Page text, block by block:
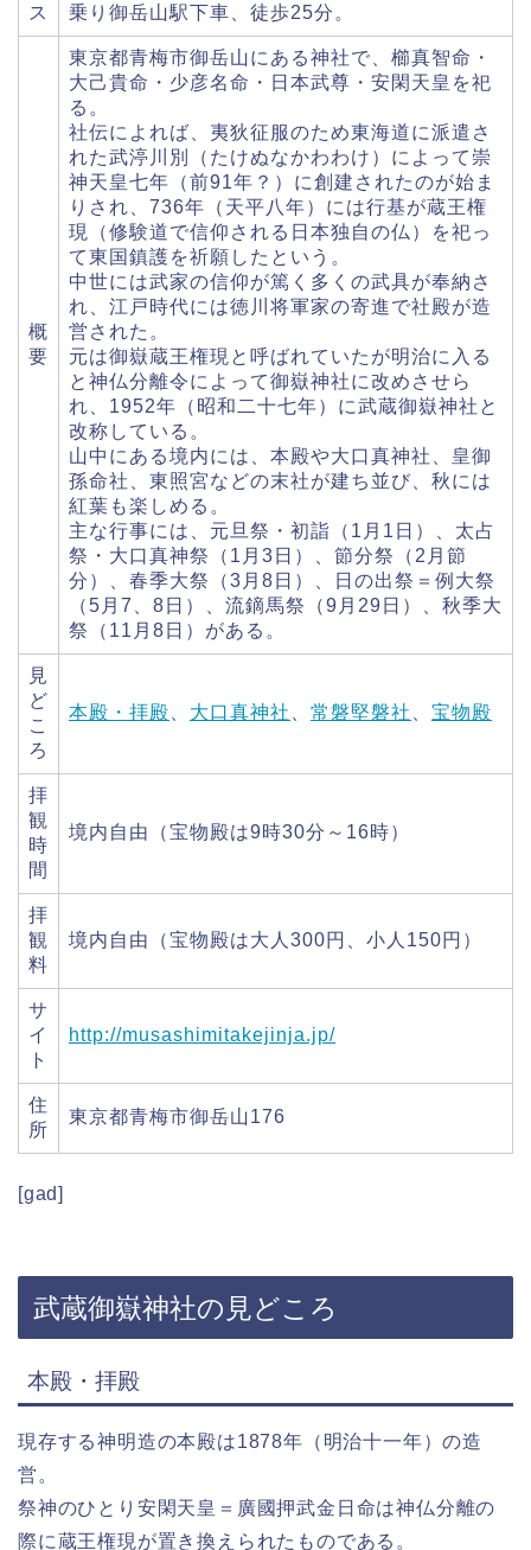
ス
乗り御岳山駅下車、徒歩25分。
概
要
東京都青梅市御岳山にある神社で、櫛真智命・
大己貴命・少彦名命・日本武尊・安閑天皇を祀
る。
社伝によれば、夷狄征服のため東海道に派遣さ
れた武渟川別（たけぬなかわわけ）によって崇
神天皇七年（前91年？）に創建されたのが始ま
りされ、736年（天平八年）には行基が蔵王権
現（修験道で信仰される日本独自の仏）を祀っ
て東国鎮護を祈願したという。
中世には武家の信仰が篤く多くの武具が奉納さ
れ、江戸時代には徳川将軍家の寄進で社殿が造
営された。
元は御嶽蔵王権現と呼ばれていたが明治に入る
と神仏分離令によって御嶽神社に改めさせら
れ、1952年（昭和二十七年）に武蔵御嶽神社と
改称している。
山中にある境内には、本殿や大口真神社、皇御
孫命社、東照宮などの末社が建ち並び、秋には
紅葉も楽しめる。
主な行事には、元旦祭・初詣（1月1日）、太占
祭・大口真神祭（1月3日）、節分祭（2月節
分）、春季大祭（3月8日）、日の出祭＝例大祭
（5月7、8日）、流鏑馬祭（9月29日）、秋季大
祭（11月8日）がある。
見
ど
こ
ろ
本殿・拝殿 大口真神社 常磐堅磐社 宝物殿
拝
観
時
間
境内自由（宝物殿は9時30分～16時）
拝
観
料
境内自由（宝物殿は大人300円、小人150円）
サ
イ
ト
http://musashimitakejinja.jp/
住
所
東京都青梅市御岳山176
[gad]
武蔵御嶽神社の見どころ
本殿・拝殿
現存する神明造の本殿は1878年（明治十一年）の造
営。
祭神のひとり安閑天皇＝廣國押武金日命は神仏分離の
際に蔵王権現が置き換えられたものである。